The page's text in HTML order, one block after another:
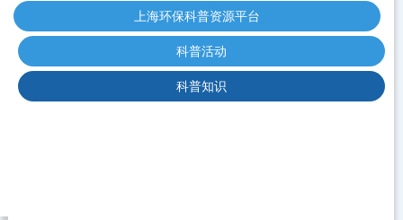
上海环保科普资源平台
科普活动
科普知识